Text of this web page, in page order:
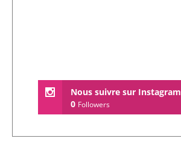
Nous suivre sur Instagram
0 Followers